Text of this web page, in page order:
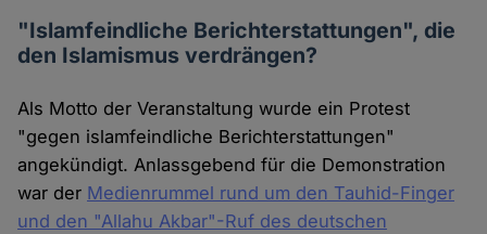
"Islamfeindliche Berichterstattungen", die
den Islamismus verdrängen?
Als Motto der Veranstaltung wurde ein Protest
"gegen islamfeindliche Berichterstattungen"
angekündigt. Anlassgebend für die Demonstration
war der Medienrummel rund um den Tauhid-Finger
und den "Allahu Akbar"-Ruf des deutschen